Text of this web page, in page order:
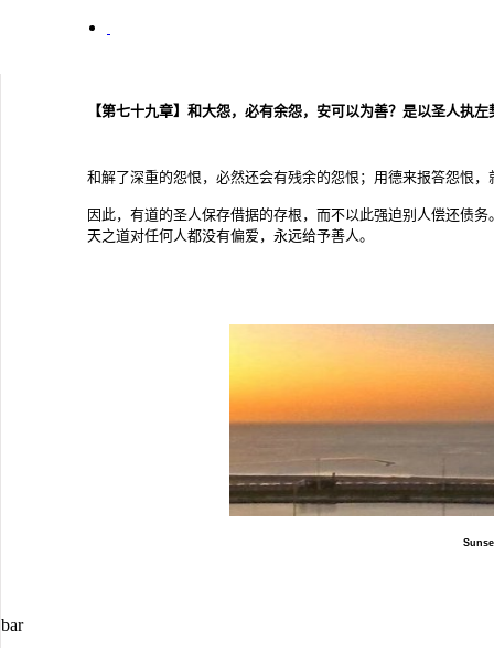
【第七十九章】和大怨，必有余怨，安可以为善？是以圣人执
和解了深重的怨恨，必然还会有残余的怨恨；用德来报答怨恨
因此，有道的圣人保存借据的存根，而不以此强迫别人偿还债
天之道对任何人都没有偏爱，永远给予善人。
bar